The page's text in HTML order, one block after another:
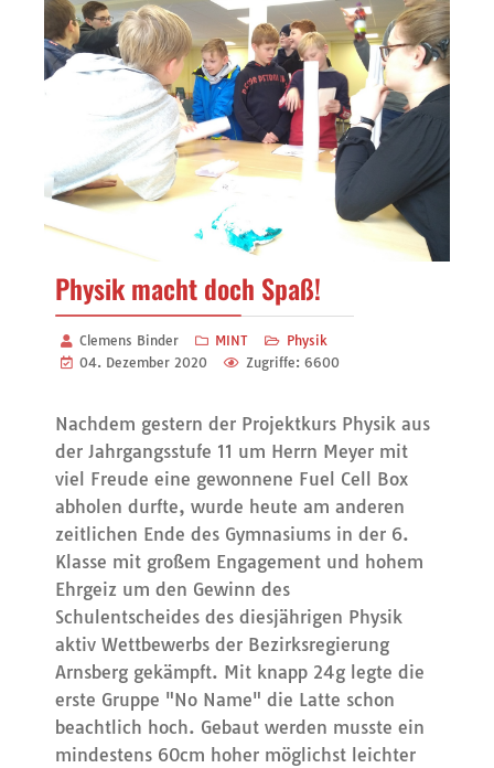
Physik macht doch Spaß!
Clemens Binder MINT
Physik
04. Dezember 2020
Zugriffe: 6600
Nachdem gestern der Projektkurs Physik aus
der Jahrgangsstufe 11 um Herrn Meyer mit
viel Freude eine gewonnene Fuel Cell Box
abholen durfte, wurde heute am anderen
zeitlichen Ende des Gymnasiums in der 6.
Klasse mit großem Engagement und hohem
Ehrgeiz um den Gewinn des
Schulentscheides des diesjährigen Physik
aktiv Wettbewerbs der Bezirksregierung
Arnsberg gekämpft. Mit knapp 24g legte die
erste Gruppe "No Name" die Latte schon
beachtlich hoch. Gebaut werden musste ein
mindestens 60cm hoher möglichst leichter